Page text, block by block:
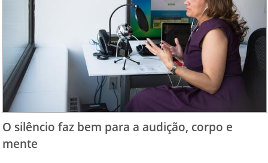
O silêncio faz bem para a audição, corpo e
mente